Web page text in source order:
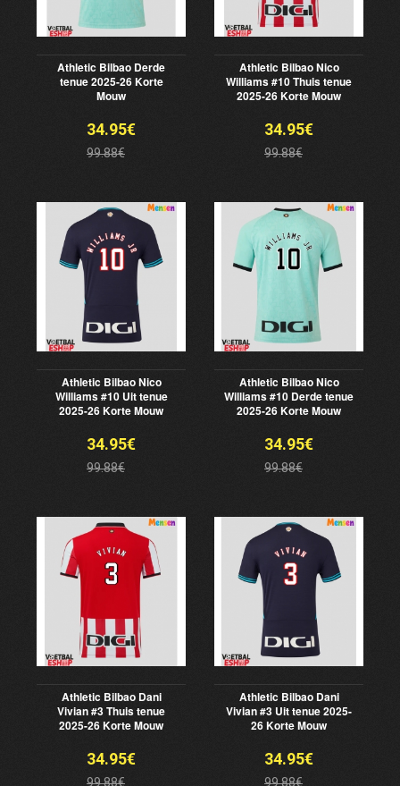
Athletic Bilbao Derde
tenue 2025-26 Korte
Mouw
34.95€
99.88€
Athletic Bilbao Nico
Williams #10 Thuis tenue
2025-26 Korte Mouw
34.95€
99.88€
Athletic Bilbao Nico
Williams #10 Uit tenue
2025-26 Korte Mouw
34.95€
99.88€
Athletic Bilbao Nico
Williams #10 Derde tenue
2025-26 Korte Mouw
34.95€
99.88€
Athletic Bilbao Dani
Vivian #3 Thuis tenue
2025-26 Korte Mouw
34.95€
99.88€
Athletic Bilbao Dani
Vivian #3 Uit tenue 2025-
26 Korte Mouw
34.95€
99.88€